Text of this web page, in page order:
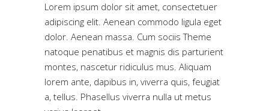
Lorem ipsum dolor sit amet, consectetuer
adipiscing elit. Aenean commodo ligula eget
dolor. Aenean massa. Cum sociis Theme
natoque penatibus et magnis dis parturient
montes, nascetur ridiculus mus. Aliquam
lorem ante, dapibus in, viverra quis, feugiat
a, tellus. Phasellus viverra nulla ut metus